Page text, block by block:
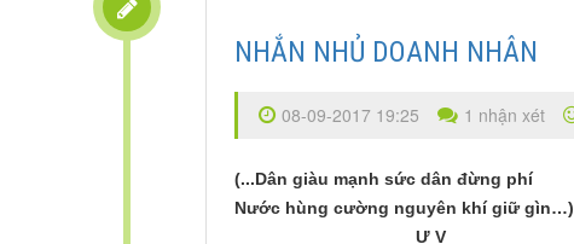
NHẮN NHỦ DOANH NHÂN
08-09-2017 19:25 1 nhận xét
(...Dân giàu mạnh sức dân đừng phí
Nước hùng cường nguyên khí giữ gìn…)
Ư V